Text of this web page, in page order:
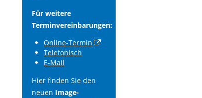
Für weitere
Terminvereinbarungen:
Online-Termin
Telefonisch
E-Mail
Hier finden Sie den
neuen Image-